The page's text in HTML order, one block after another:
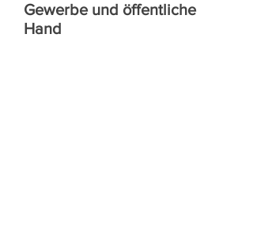
Gewerbe und öffentliche
Hand